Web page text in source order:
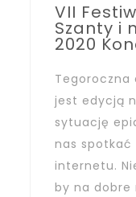
VII
Szanty i
2020
Tegoroczna
jest edycją
sytuację
nas
internetu.
by na dobre